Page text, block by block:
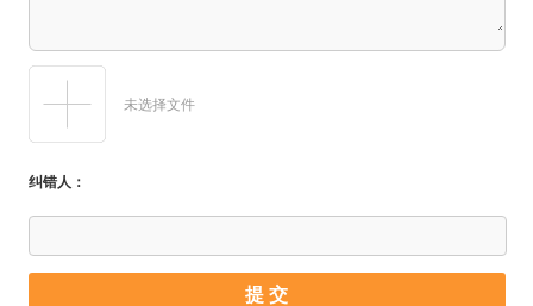
未选择文件
纠错人：